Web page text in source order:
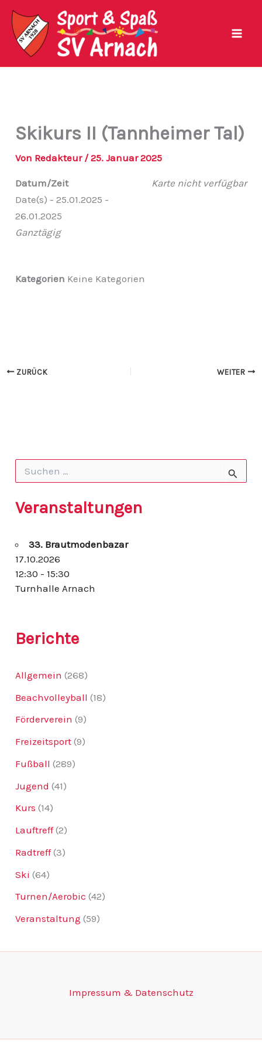
Zum
Inhalt
springen
Skikurs II (Tannheimer Tal)
Von Redakteur /25. Januar 2025
Karte nicht verfügbar
Datum/Zeit
Date(s) - 25.01.2025 -
26.01.2025
Ganztägig
Kategorien Keine Kategorien
ZURÜCK WEITER
h
e
a
c
h
Veranstaltungen
33. Brautmodenbazar
17.10.2026
12:30 - 15:30
Turnhalle Arnach
Berichte
Allgemein (268)
Beachvolleyball (18)
Förderverein (9)
Freizeitsport (9)
Fußball (289)
Jugend (41)
Kurs (14)
Lauftreff(2)
Radtreff(3)
Ski (64)
Turnen/Aerobic (42)
Veranstaltung (59)
Impressum & Datenschutz